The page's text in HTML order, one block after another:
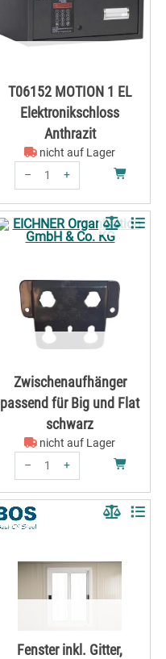
T06152 MOTION 1 EL
Elektronikschloss
Anthrazit
nicht auf Lager
–
+
Zwischenaufhänger
passend für Big und Flat
schwarz
nicht auf Lager
–
+
Fenster inkl. Gitter,